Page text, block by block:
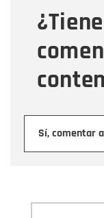
Sí, comentar
Mensaje